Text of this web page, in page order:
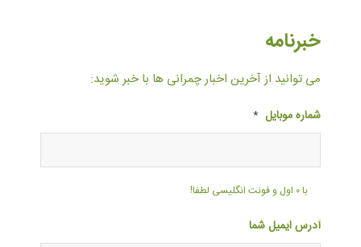
خبرنامه
می توانید از آخرین اخبار چمرانی ها با خبر شوید:
شماره موبایل *
با ۰ اول و فونت انگلیسی لطفا!
آدرس ایمیل شما